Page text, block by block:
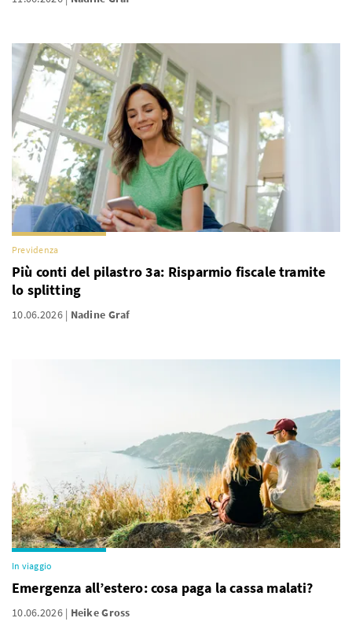
Previdenza
Più conti del pilastro 3a: Risparmio fiscale tramite
lo splitting
10.06.2026 Nadine Graf
In viaggio
Emergenza all’estero: cosa paga la cassa malati?
10.06.2026 Heike Gross